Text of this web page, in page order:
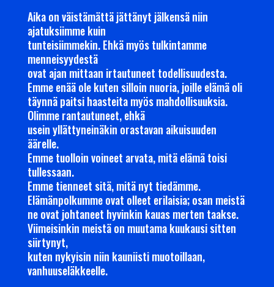
Aika on väistämättä jättänyt jälkensä niin
ajatuksiimme kuin
tunteisiimmekin. Ehkä myös tulkintamme
menneisyydestä
ovat ajan mittaan irtautuneet todellisuudesta.
Emme enää ole kuten silloin nuoria, joille elämä oli
täynnä paitsi haasteita myös mahdollisuuksia.
Olimme rantautuneet, ehkä
usein yllättyneinäkin orastavan aikuisuuden
äärelle.
Emme tuolloin voineet arvata, mitä elämä toisi
tullessaan.
Emme tienneet sitä, mitä nyt tiedämme.
Elämänpolkumme ovat olleet erilaisia; osan meistä
ne ovat johtaneet hyvinkin kauas merten taakse.
Viimeisinkin meistä on muutama kuukausi sitten
siirtynyt,
kuten nykyisin niin kauniisti muotoillaan,
vanhuuseläkkeelle.